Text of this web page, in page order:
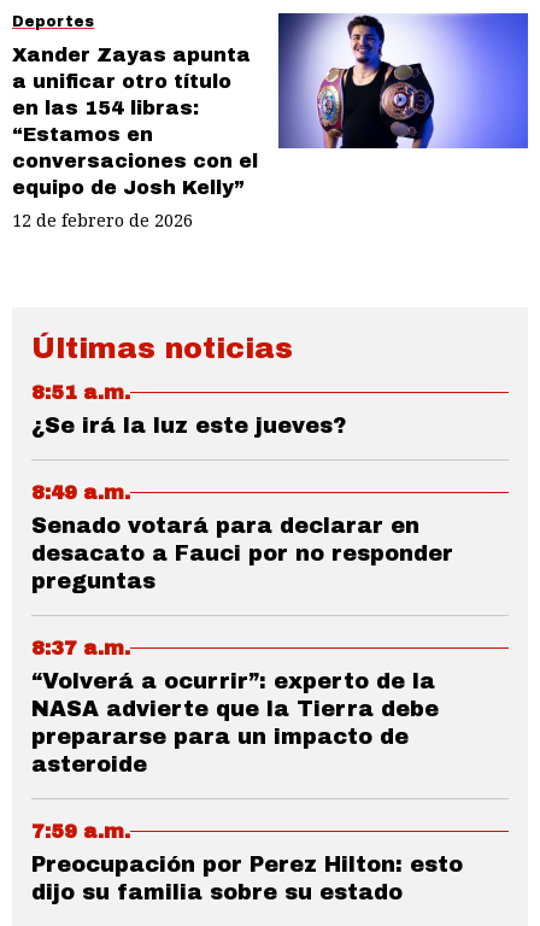
Deportes
Xander Zayas apunta
a unificar otro título
en las 154 libras:
“Estamos en
conversaciones con el
equipo de Josh Kelly”
12 de febrero de 2026
Últimas noticias
8:51 a.m.
¿Se irá la luz este jueves?
8:49 a.m.
Senado votará para declarar en
desacato a Fauci por no responder
preguntas
8:37 a.m.
“Volverá a ocurrir”: experto de la
NASA advierte que la Tierra debe
prepararse para un impacto de
asteroide
7:59 a.m.
Preocupación por Perez Hilton: esto
dijo su familia sobre su estado